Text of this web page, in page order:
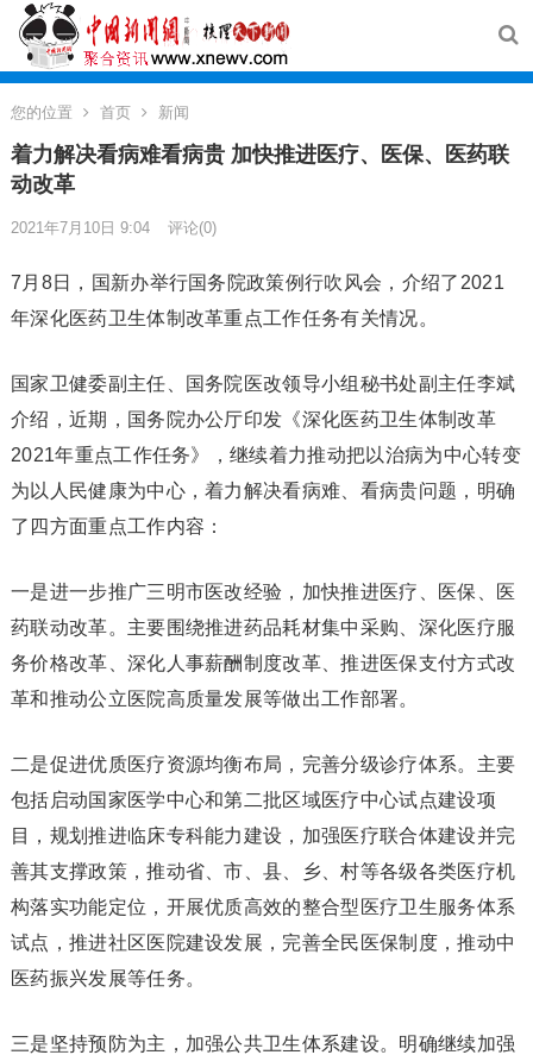
您的位置 首页 新闻
着力解决看病难看病贵 加快推进医疗、医保、医药联
动改革
2021年7月10日 9:04 评论(0)
7月8日，国新办举行国务院政策例行吹风会，介绍了2021
年深化医药卫生体制改革重点工作任务有关情况。
国家卫健委副主任、国务院医改领导小组秘书处副主任李斌
介绍，近期，国务院办公厅印发《深化医药卫生体制改革
2021年重点工作任务》，继续着力推动把以治病为中心转变
为以人民健康为中心，着力解决看病难、看病贵问题，明确
了四方面重点工作内容：
一是进一步推广三明市医改经验，加快推进医疗、医保、医
药联动改革。主要围绕推进药品耗材集中采购、深化医疗服
务价格改革、深化人事薪酬制度改革、推进医保支付方式改
革和推动公立医院高质量发展等做出工作部署。
二是促进优质医疗资源均衡布局，完善分级诊疗体系。主要
包括启动国家医学中心和第二批区域医疗中心试点建设项
目，规划推进临床专科能力建设，加强医疗联合体建设并完
善其支撑政策，推动省、市、县、乡、村等各级各类医疗机
构落实功能定位，开展优质高效的整合型医疗卫生服务体系
试点，推进社区医院建设发展，完善全民医保制度，推动中
医药振兴发展等任务。
三是坚持预防为主，加强公共卫生体系建设。明确继续加强